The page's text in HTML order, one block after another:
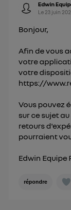
Edwin
Le 23 juin
Bonjour,
Afin de vous
votre
votre
https://
Vous pouvez
sur ce sujet
retours
pourraient
Edwin Equipe
répondre